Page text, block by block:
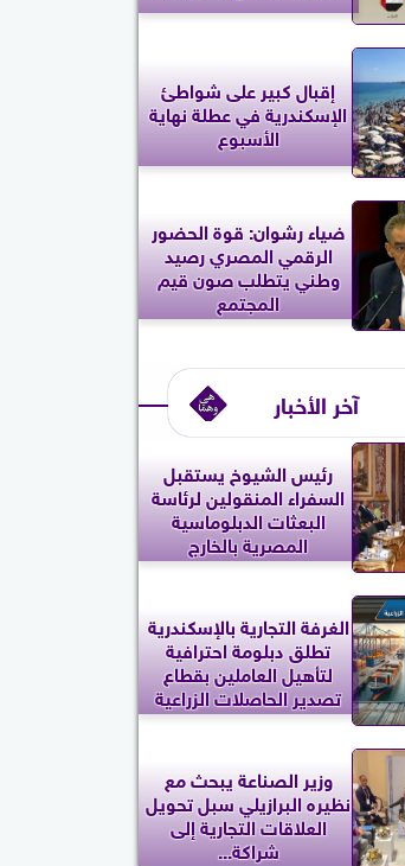
إقبال كبير على شواطئ
الإسكندرية في عطلة نهاية
الأسبوع
ضياء رشوان: قوة الحضور
الرقمي المصري رصيد
وطني يتطلب صون قيم
المجتمع
آخر الأخبار
رئيس الشيوخ يستقبل
السفراء المنقولين لرئاسة
البعثات الدبلوماسية
المصرية بالخارج
الغرفة التجارية بالإسكندرية
تطلق دبلومة احترافية
لتأهيل العاملين بقطاع
تصدير الحاصلات الزراعية
وزير الصناعة يبحث مع
نظيره البرازيلي سبل تحويل
العلاقات التجارية إلى
شراكة...